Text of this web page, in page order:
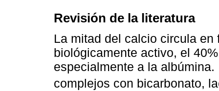
Revisión de la literatura
La mitad del calcio circula
biológicamente activo, el
especialmente a la
complejos con bicarbonato,